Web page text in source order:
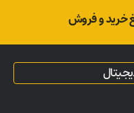
خرید و فروش